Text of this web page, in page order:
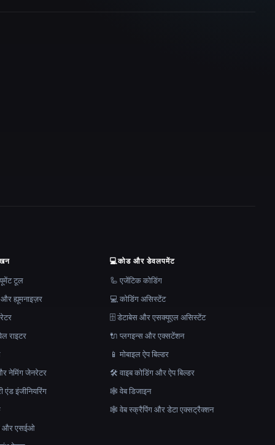
टूल
ह्यूमनाइज़र
राइटर
नेमिंग जेनरेटर
एंड इंजीनियरिंग
और एसईओ
💻कोड और डेवलपमेंट
🦾 एजेंटिक कोडिंग
💻 कोडिंग असिस्टेंट
🗄️ डेटाबेस और एसक्यूएल असिस्टेंट
🔌 प्लगइन्स और एक्सटेंशन
📱 मोबाइल ऐप बिल्डर
🛠️ वाइब कोडिंग और ऐप बिल्डर
🕸 वेब डिजाइन
🕸️ वेब स्क्रैपिंग और डेटा एक्सट्रैक्शन